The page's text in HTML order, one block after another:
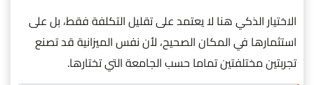
الاختيار الذكي هنا لا يعتمد على تقليل التكلفة فقط، بل على
استثمارها في المكان الصحيح، لأن نفس الميزانية قد تصنع
تجربتين مختلفتين تماما حسب الجامعة التي تختارها.